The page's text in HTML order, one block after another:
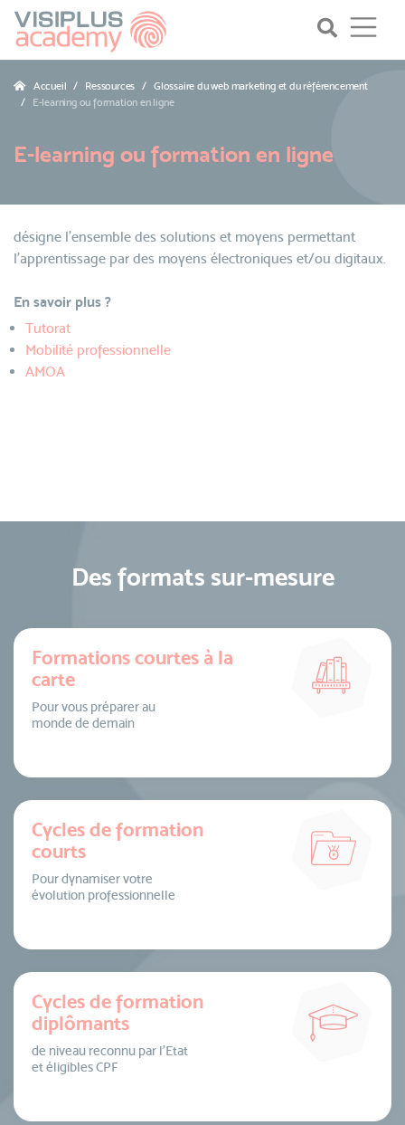
Accueil Ressources
Glossaire du web marketing et du référencement
E-learning ou formation en ligne
E-learning ou formation en ligne
désigne l'ensemble des solutions et moyens permettant
l'apprentissage par des moyens électroniques et/ou digitaux.
En savoir plus ?
Tutorat
Mobilité professionnelle
AMOA
Des formats sur-mesure
Formations courtes à la
carte
Pour vous préparer au
monde de demain
Cycles de formation
courts
Pour dynamiser votre
évolution professionnelle
Cycles de formation
diplômants
de niveau reconnu par l’Etat
et éligibles CPF